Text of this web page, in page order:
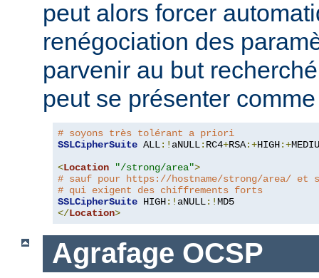
peut alors forcer
renégociation des
parvenir au but
peut se présenter
# soyons très tolérant a priori
SSLCipherSuite ALL:! aNULL: RC4+RSA:+HIGH:+
<Location "/strong/area">
# sauf pour https://hostname/strong/area/ et
# qui exigent des chiffrements forts
SSLCipherSuite HIGH:! aNULL:!
</Location>
Agrafage OCSP